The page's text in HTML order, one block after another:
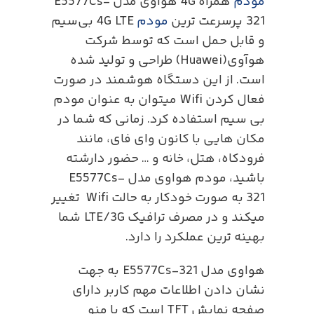
321 پرسرعت ترین
مودم
4G LTE بی‌سیم
و قابل حمل است که توسط شرکت
هوآوی(Huawei) طراحی و تولید شده
است. از این دستگاه هوشمند در صورت
فعال کردن Wifi میتوان به عنوان مودم
بی سیم استفاده کرد. زمانی که شما در
مکان هایی با کانون وای فای، مانند
فرودکاه، هتل، خانه و … حضور دارشته
باشید، مودم هواوی مدل E5577Cs-
321 به صورت خودکار به حالت Wifi تغییر
میکند و در مصرف ترافیک LTE/3G شما
بهینه ترین عملکرد را دارد.
هواوی مدل E5577Cs-321 به جهت
نشان دادن اطلاعات مهم کاربر دارای